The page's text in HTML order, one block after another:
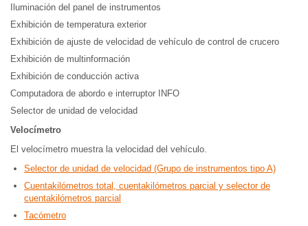
Iluminación del panel de instrumentos
Exhibición de temperatura exterior
Exhibición de ajuste de velocidad de vehículo de control de crucero
Exhibición de multinformación
Exhibición de conducción activa
Computadora de abordo e interruptor INFO
Selector de unidad de velocidad
Velocímetro
El velocímetro muestra la velocidad del vehículo.
Selector de unidad de velocidad (Grupo de instrumentos tipo A)
Cuentakilómetros total, cuentakilómetros parcial y selector de
cuentakilómetros parcial
Tacómetro